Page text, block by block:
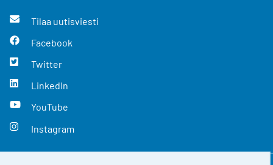
Tilaa uutisviesti
Facebook
Twitter
LinkedIn
YouTube
Instagram